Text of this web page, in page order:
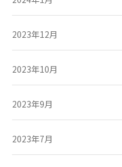
2023年12月
2023年10月
2023年9月
2023年7月